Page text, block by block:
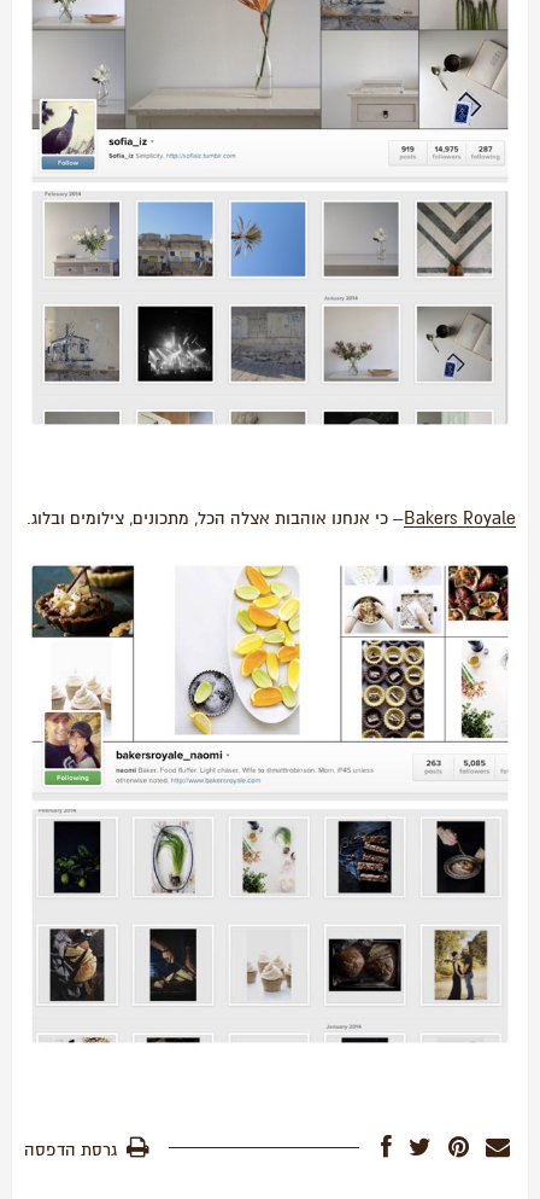
Bakers Royale– כי אנחנו אוהבות אצלה הכל, מתכונים, צילומים ובלוג.
גרסת הדפסה